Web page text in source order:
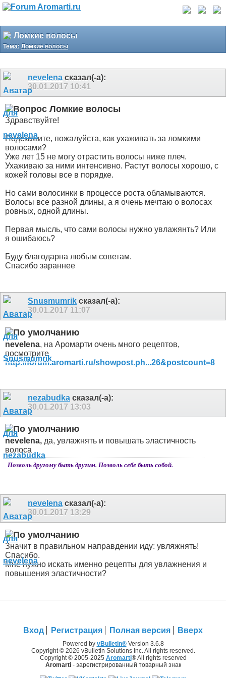
Ломкие волосы
Тема: Ломкие волосы
nevelena сказал(-а):
30.01.2017 10:41
Ломкие волосы
Здравствуйте!
Подскажите, пожалуйста, как ухаживать за ломкими
волосами?
Уже лет 15 не могу отрастить волосы ниже плеч.
Ухаживаю за ними интенсивно. Растут волосы хорошо, с
кожей головы все в порядке.
Но сами волосинки в процессе роста обламываются.
Волосы все разной длины, а я очень мечтаю о волосах
ровных, одной длины.
Первая мысль, что сами волосы нужно увлажянть? Или
я ошибаюсь?
Буду благодарна любым советам.
Спасибо зараннее
Snusmumrik сказал(-а):
30.01.2017 11:07
nevelena, на Аромарти очень много рецептов,
посмотрите
http://forum.aromarti.ru/showpost.ph...26&postcount=8
nezabudka сказал(-а):
30.01.2017 13:03
nevelena, да, увлажнять и повышать эластичность
волоса
Позволь другому быть другим. Позволь себе быть собой.
nevelena сказал(-а):
30.01.2017 13:29
Значит в правильном направдении иду: увляжнять!
Спасибо.
Мне нужно искать именно рецепты для увлажнения и
повышения эластичности?
Вход Регистрация Полная версия Вверх
Powered by vBulletin®Version 3.6.8
Copyright © 2026 vBulletin Solutions Inc. All rights reserved.
Copyright © 2005-2025 Aromarti® All rights reserved
Aromarti- зарегистрированный товарный знак